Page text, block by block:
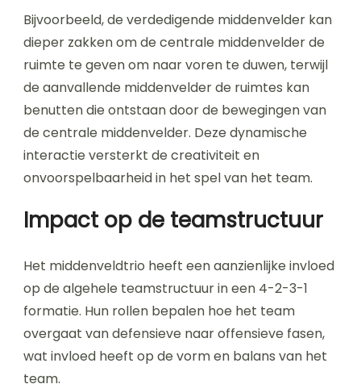
Bijvoorbeeld, de verdedigende middenvelder kan
dieper zakken om de centrale middenvelder de
ruimte te geven om naar voren te duwen, terwijl
de aanvallende middenvelder de ruimtes kan
benutten die ontstaan door de bewegingen van
de centrale middenvelder. Deze dynamische
interactie versterkt de creativiteit en
onvoorspelbaarheid in het spel van het team.
Impact op de teamstructuur
Het middenveldtrio heeft een aanzienlijke invloed
op de algehele teamstructuur in een 4-2-3-1
formatie. Hun rollen bepalen hoe het team
overgaat van defensieve naar offensieve fasen,
wat invloed heeft op de vorm en balans van het
team.